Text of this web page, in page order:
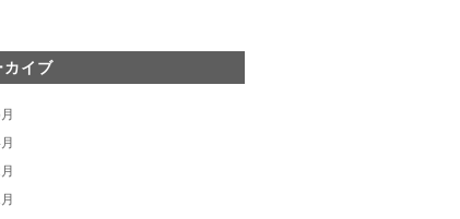
カイブ